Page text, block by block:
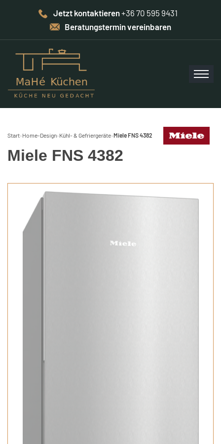
Jetzt kontaktieren+36 70 595 9431
Beratungstermin vereinbaren
Start› Home-Design› Kühl- & Gefriergeräte›Miele FNS 4382
Miele FNS 4382